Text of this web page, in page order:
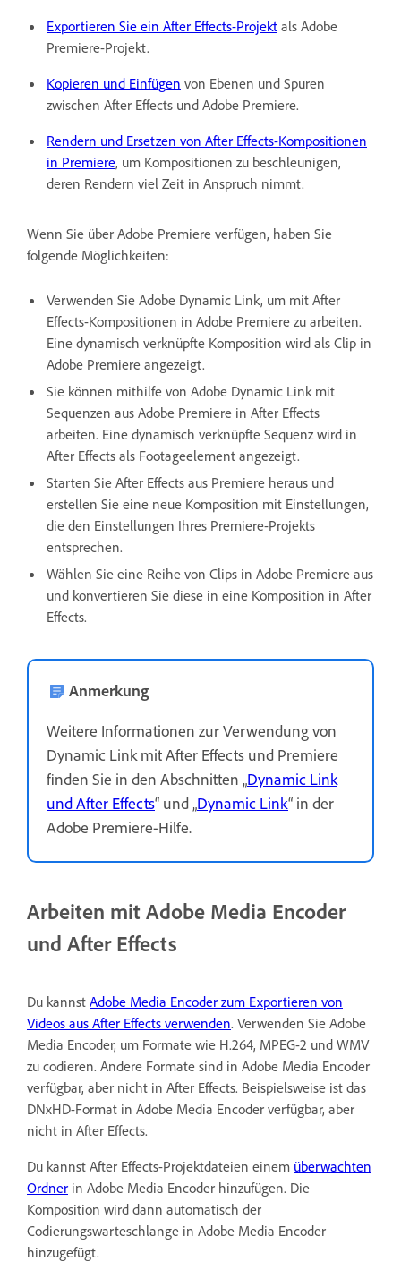
Exportieren Sie ein After Effects-Projekt als Adobe
Premiere-Projekt.
Kopieren und Einfügen von Ebenen und Spuren
zwischen After Effects und Adobe Premiere.
Rendern und Ersetzen von After Effects-Kompositionen
in Premiere, um Kompositionen zu beschleunigen,
deren Rendern viel Zeit in Anspruch nimmt.
Wenn Sie über Adobe Premiere verfügen, haben Sie
folgende Möglichkeiten:
Verwenden Sie Adobe Dynamic Link, um mit After
Effects-Kompositionen in Adobe Premiere zu arbeiten.
Eine dynamisch verknüpfte Komposition wird als Clip in
Adobe Premiere angezeigt.
Sie können mithilfe von Adobe Dynamic Link mit
Sequenzen aus Adobe Premiere in After Effects
arbeiten. Eine dynamisch verknüpfte Sequenz wird in
After Effects als Footageelement angezeigt.
Starten Sie After Effects aus Premiere heraus und
erstellen Sie eine neue Komposition mit Einstellungen,
die den Einstellungen Ihres Premiere-Projekts
entsprechen.
Wählen Sie eine Reihe von Clips in Adobe Premiere aus
und konvertieren Sie diese in eine Komposition in After
Effects.
Anmerkung
Weitere Informationen zur Verwendung von
Dynamic Link mit After Effects und Premiere
finden Sie in den Abschnitten „Dynamic Link
und After Effects“ und „Dynamic Link“ in der
Adobe Premiere-Hilfe.
Arbeiten mit Adobe Media Encoder
und After Effects
Du kannst Adobe Media Encoder zum Exportieren von
Videos aus After Effects verwenden. Verwenden Sie Adobe
Media Encoder, um Formate wie H.264, MPEG-2 und WMV
zu codieren. Andere Formate sind in Adobe Media Encoder
verfügbar, aber nicht in After Effects. Beispielsweise ist das
DNxHD-Format in Adobe Media Encoder verfügbar, aber
nicht in After Effects.
Du kannst After Effects-Projektdateien einem überwachten
Ordner in Adobe Media Encoder hinzufügen. Die
Komposition wird dann automatisch der
Codierungswarteschlange in Adobe Media Encoder
hinzugefügt.